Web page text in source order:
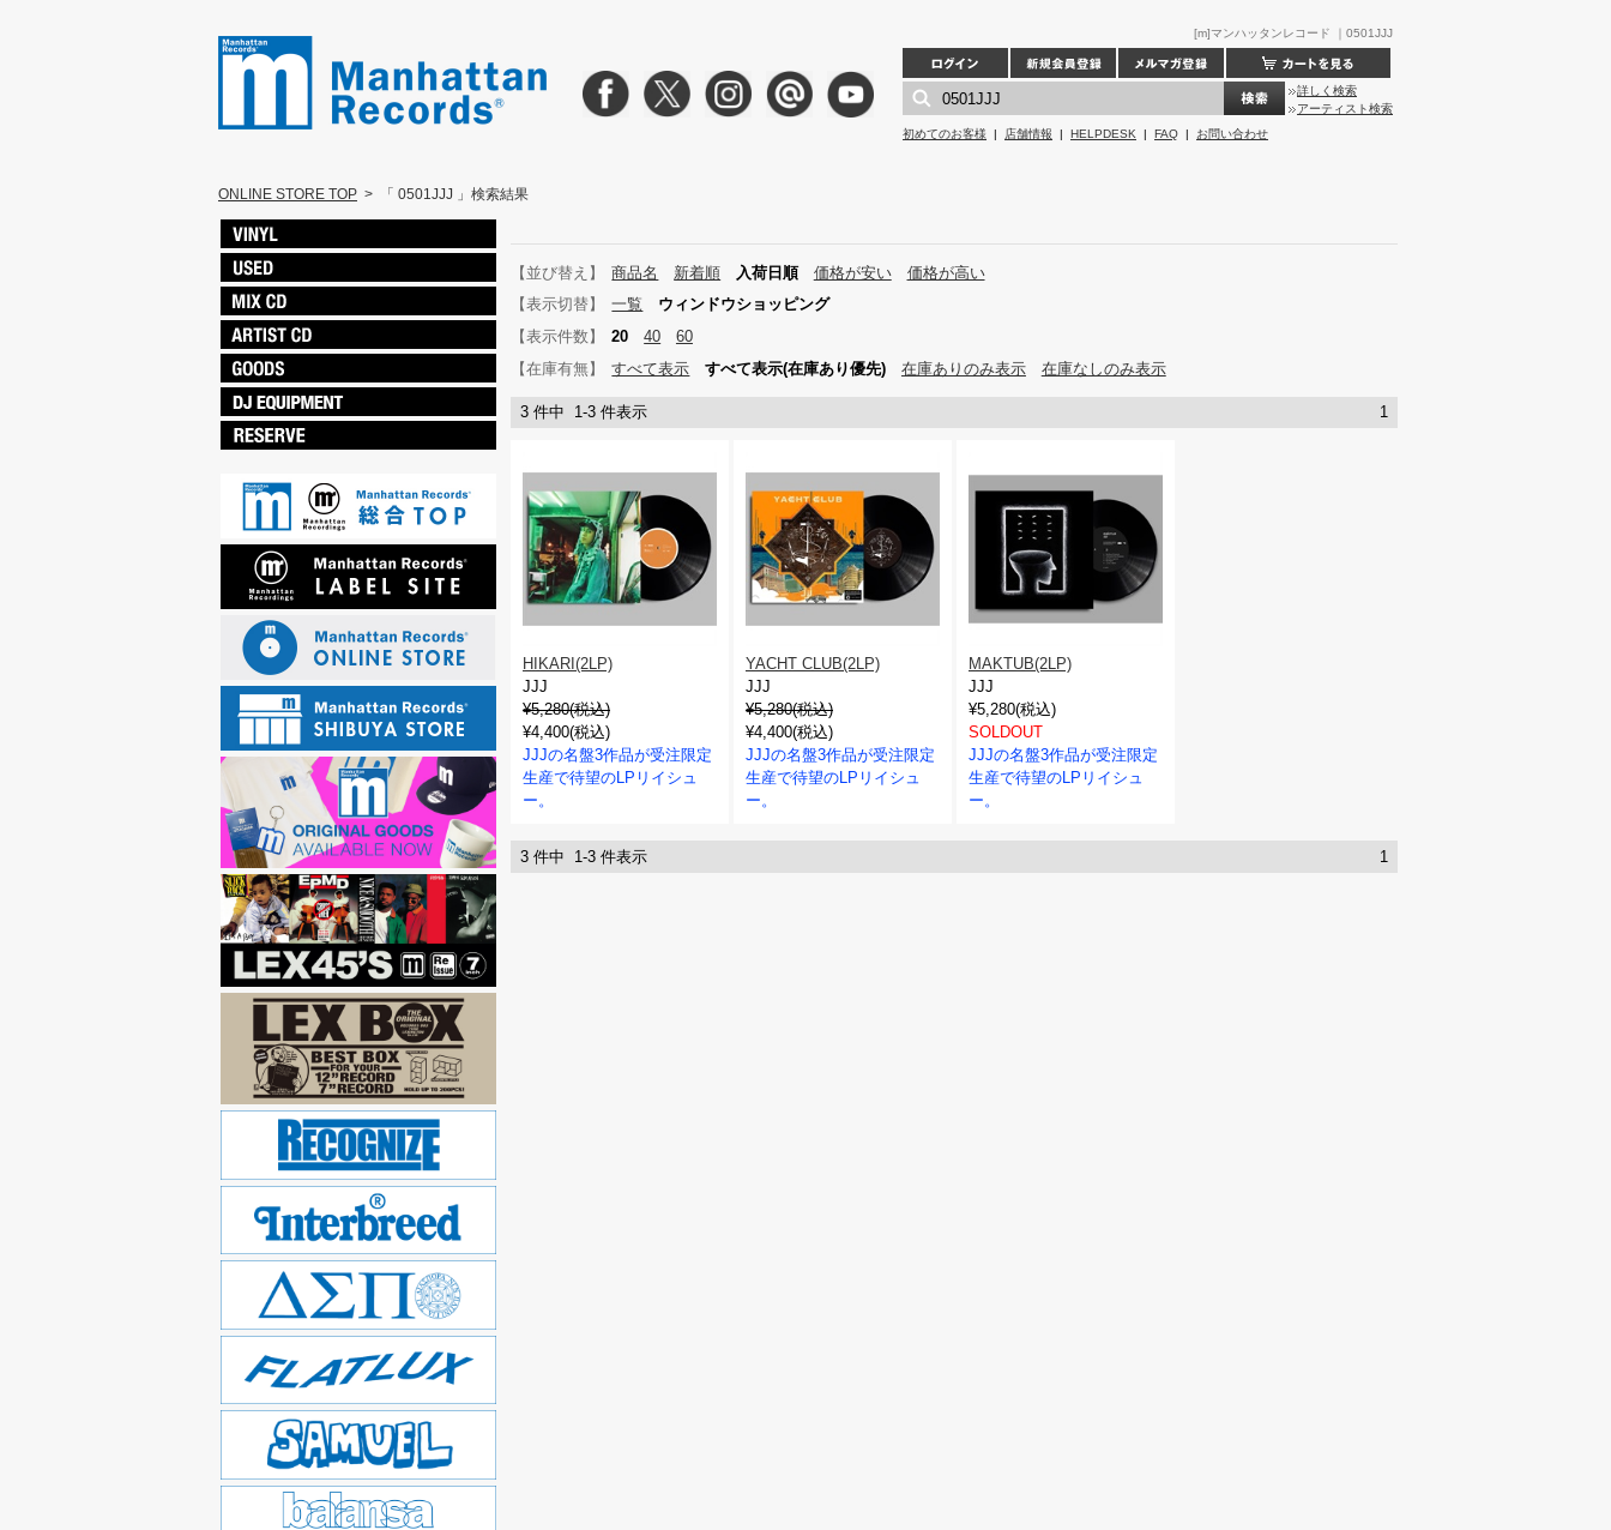
[m]マンハッタンレコード ｜0501JJJ
詳しく検索
アーティスト検索
初めてのお客様 | 店舗情報 | HELPDESK | FAQ | お問い合わせ
ONLINE STORE TOP > 「 0501JJJ 」検索結果
【並び替え】 商品名 新着順 入荷日順 価格が安い
価格が高い
【表示切替】
一覧
ウィンドウショッピング
【表示件数】
20 40
60
【在庫有無】
すべて表示 すべて表示(在庫あり優先) 在庫ありのみ表示 在庫なしのみ表示
3 件中 1-3 件表示 1
HIKARI(2LP)
JJJ
¥5,280(税込)
¥4,400(税込)
JJJの名盤3作品が受注限定
生産で待望のLPリイシュ
ー。
YACHT CLUB(2LP)
JJJ
¥5,280(税込)
¥4,400(税込)
JJJの名盤3作品が受注限定
生産で待望のLPリイシュ
ー。
MAKTUB(2LP)
JJJ
¥5,280(税込)
SOLDOUT
JJJの名盤3作品が受注限定
生産で待望のLPリイシュ
ー。
3 件中 1-3 件表示 1